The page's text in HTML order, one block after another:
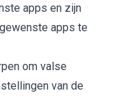
apps en zijn
apps te
om valse
van de